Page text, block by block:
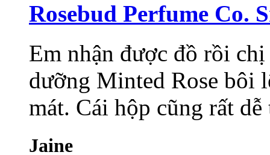
Rosebud Perfume Co.
Em nhận được đồ rồi
dưỡng Minted Rose bôi
mát. Cái hộp cũng rất
Jaine